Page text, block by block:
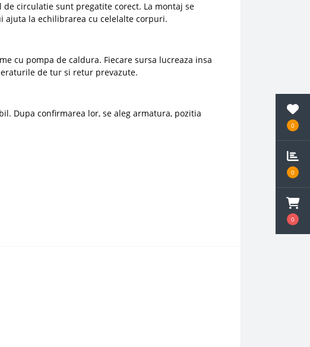
0
0
0
circulatie sunt pregatite corect. La montaj se
ajuta la echilibrarea cu celelalte corpuri.
cu pompa de caldura. Fiecare sursa lucreaza insa
de tur si retur prevazute.
Dupa confirmarea lor, se aleg armatura, pozitia